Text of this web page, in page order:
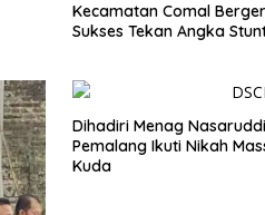
Kecamatan Comal
Sukses Tekan Angka
Dihadiri Menag
Pemalang Ikuti Nikah
Kuda